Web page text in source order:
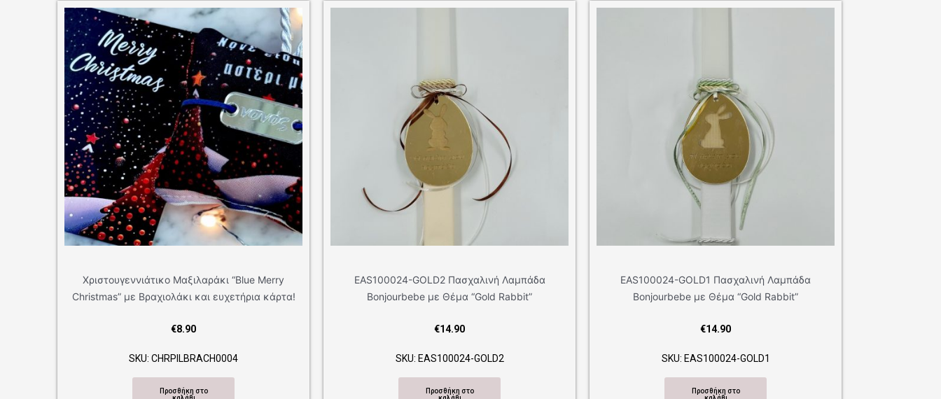
EAS100024-GOLD2 Πασχαλινή Λαμπάδα
Bonjourbebe με Θέμα “Gold Rabbit”
€14.90
SKU: EAS100024-GOLD2
Προσθήκη στο
EAS100024-GOLD1 Πασχαλινή Λαμπάδα
Bonjourbebe με Θέμα “Gold Rabbit”
€14.90
SKU: EAS100024-GOLD1
Προσθήκη στο
EASLOVED240006 Πασχαλινή Λαμπάδα
Bonjourbebe με Θέμα “Super Grandma”
€12.00
SKU: EASLOVED240006